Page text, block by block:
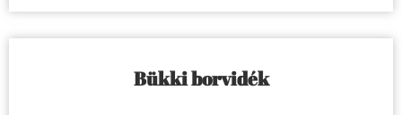
Bükki borvidék